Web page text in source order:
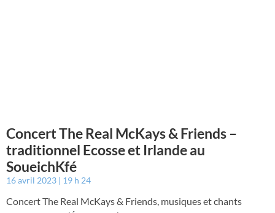
Concert The Real McKays & Friends –
traditionnel Ecosse et Irlande au
SoueichKfé
16 avril 2023 19 h 24
Concert The Real McKays & Friends, musiques et chants